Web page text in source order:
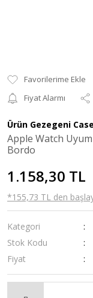
Fiyat Alarmı
Ürün Gezegeni Case
Apple Watch
Bordo
1.158,30 TL
*155,73 TL den
Kategori
Stok Kodu
Fiyat